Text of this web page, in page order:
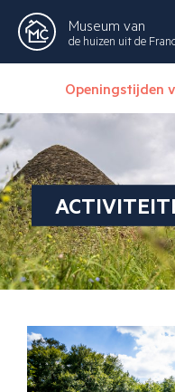
Museum van
de huizen uit de
Openingstijden